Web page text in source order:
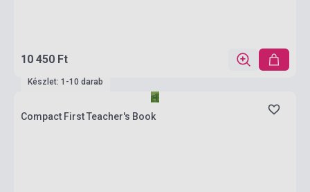
10 450 Ft
Készlet: 1-10 darab
Compact First Teacher's Book